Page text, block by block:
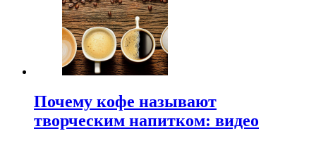
Почему кофе называют
творческим напитком: видео